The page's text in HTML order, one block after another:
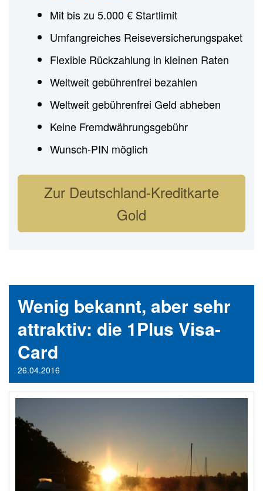
Mit bis zu 5.000 € Startlimit
Umfangreiches Reiseversicherungspaket
Flexible Rückzahlung in kleinen Raten
Weltweit gebührenfrei bezahlen
Weltweit gebührenfrei Geld abheben
Keine Fremdwährungsgebühr
Wunsch-PIN möglich
Zur Deutschland-Kreditkarte
Gold
Wenig bekannt, aber sehr
attraktiv: die 1Plus Visa-
Card
26.04.2016